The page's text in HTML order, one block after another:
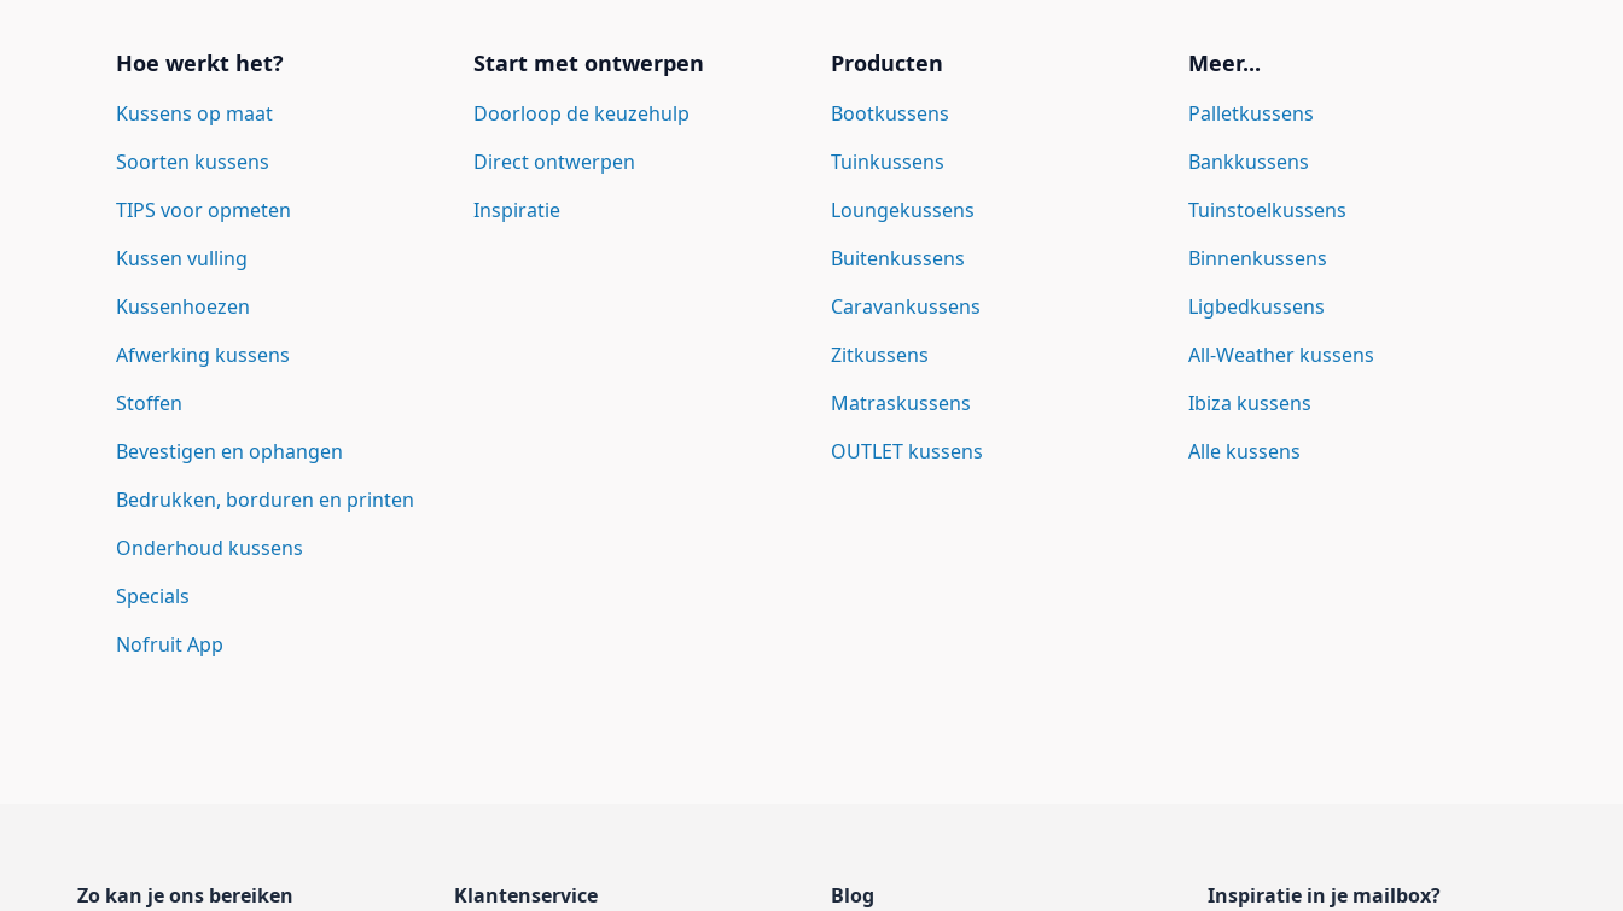
Hoe werkt het?
Kussens op maat
Soorten kussens
TIPS voor opmeten
Kussen vulling
Kussenhoezen
Afwerking kussens
Stoffen
Bevestigen en ophangen
Bedrukken, borduren en printen
Onderhoud kussens
Specials
Nofruit App
Start met ontwerpen
Doorloop de keuzehulp
Direct ontwerpen
Inspiratie
Producten
Bootkussens
Tuinkussens
Loungekussens
Buitenkussens
Caravankussens
Zitkussens
Matraskussens
OUTLET kussens
Meer...
Palletkussens
Bankkussens
Tuinstoelkussens
Binnenkussens
Ligbedkussens
All-Weather kussens
Ibiza kussens
Alle kussens
Zo kan je ons bereiken Klantenservice Blog Inspiratie in je mailbox?